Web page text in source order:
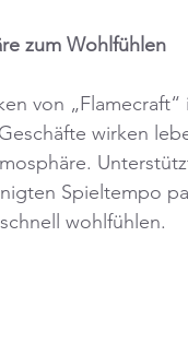
zum Wohlfühlen
von
wirken
Spieltempo
wohlfühlen.